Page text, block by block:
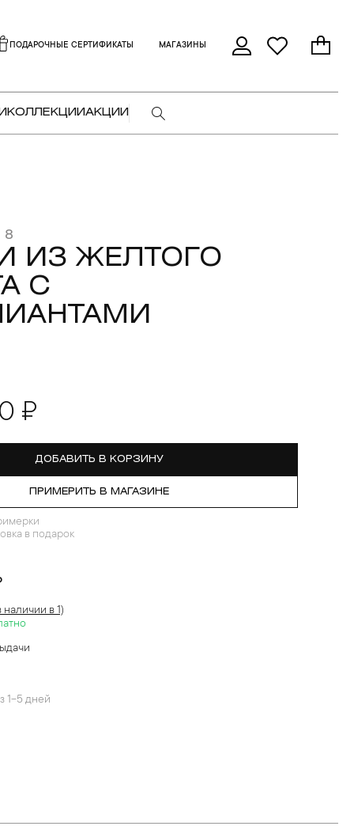
ПОДАРОЧНЫЕ СЕРТИФИКАТЫ МАГАЗИНЫ
КОЛЛЕКЦИИАКЦИИ
8
ИЗ ЖЕЛТОГО
С
₽
ДОБАВИТЬ В КОРЗИНУ
ПРИМЕРИТЬ В МАГАЗИНЕ
в подарок
наличии в 1)
1-5 дней